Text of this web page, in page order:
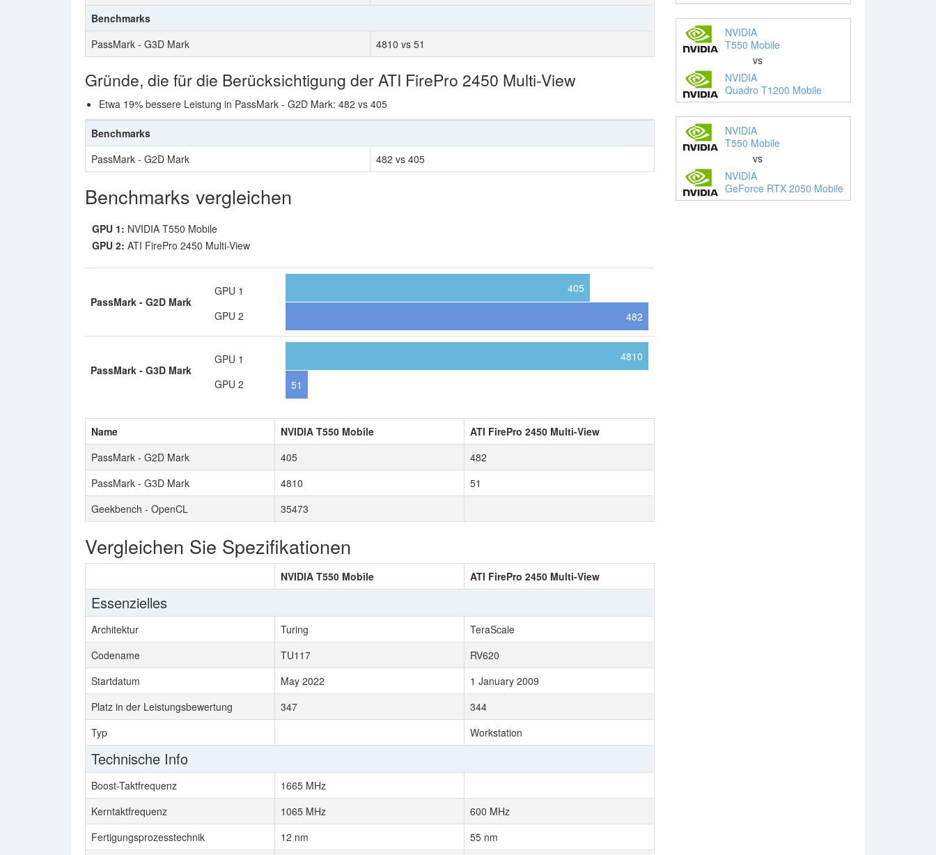
Benchmarks
PassMark - G3D Mark
4810 vs 51
Gründe, die für die Berücksichtigung der ATI FirePro 2450 Multi-View
Etwa 19% bessere Leistung in PassMark - G2D Mark: 482 vs 405
Benchmarks
PassMark - G2D Mark
482 vs 405
Benchmarks vergleichen
GPU 1: NVIDIA T550 Mobile
GPU 2: ATI FirePro 2450 Multi-View
PassMark - G2D Mark
GPU 1
GPU 2
405
482
PassMark - G3D Mark
GPU 1
GPU 2
4810
51
Name NVIDIA T550 Mobile
ATI FirePro 2450 Multi-View
PassMark - G2D Mark
405
482
PassMark - G3D Mark
4810
51
Geekbench - OpenCL
35473
Vergleichen Sie Spezifikationen
NVIDIA T550 Mobile ATI FirePro 2450 Multi-View
Essenzielles
Architektur Turing
TeraScale
Codename
TU117
RV620
Startdatum
May 2022
1 January 2009
Platz in der Leistungsbewertung
347
344
Typ
Workstation
Technische Info
Boost-Taktfrequenz
1665 MHz
Kerntaktfrequenz
1065 MHz
600 MHz
Fertigungsprozesstechnik
12 nm
55 nm
NVIDIA
T550 Mobile
vs
NVIDIA
Quadro T1200 Mobile
NVIDIA
T550 Mobile
vs
NVIDIA
GeForce RTX 2050 Mobile